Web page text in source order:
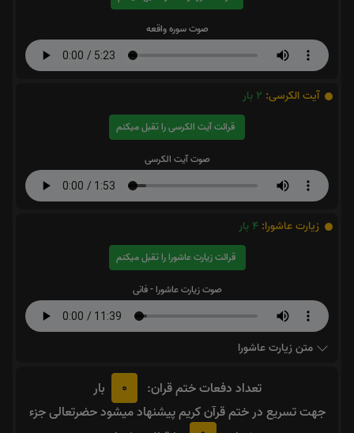
صوت سوره واقعه
آیت الکرسی: 2 بار
قرائت آیت الکرسی را تقبل میکنم
صوت آیت الکرسی
زیارت عاشورا: 4 بار
قرائت زیارت عاشورا را تقبل میکنم
صوت زیارت عاشورا - فانی
متن زیارت عاشورا
تعداد دفعات ختم قران: 0
بار
جهت تسریع در ختم قرآن کریم پیشنهاد میشود حضرتعالی جزء